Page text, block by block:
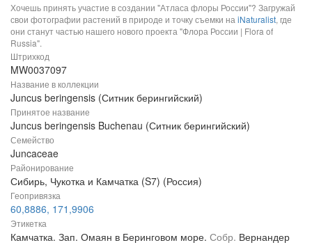
Хочешь принять участие в создании "Атласа флоры России"? Загружай
свои фотографии растений в природе и точку съемки на iNaturalist, где
они станут частью нашего нового проекта "Флора России | Flora of
Russia".
Штрихкод
MW0037097
Название в коллекции
Juncus beringensis (Ситник берингийский)
Принятое название
Juncus beringensis Buchenau (Ситник берингийский)
Семейство
Juncaceae
Районирование
Сибирь, Чукотка и Камчатка (S7) (Россия)
Геопривязка
60,8886, 171,9906
Этикетка
Камчатка. Зап. Омаян в Беринговом море. Собр. Вернандер